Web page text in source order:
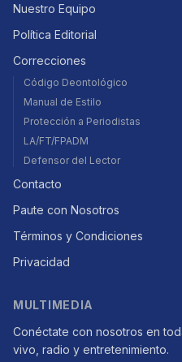
Nuestro Equipo
Política Editorial
Correcciones
Código Deontológico
Manual de Estilo
Protección a Periodistas
LA/FT/FPADM
Defensor del Lector
Contacto
Paute con Nosotros
Términos y Condiciones
Privacidad
MULTIMEDIA
Conéctate con nosotros en
vivo, radio y entretenimiento.